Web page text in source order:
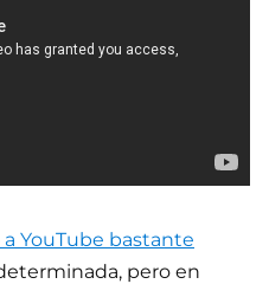
YouTube bastante
pero en